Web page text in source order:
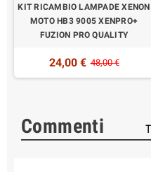
KIT RICAMBIO LAMPADE XENON
MOTO HB3 9005 XENPRO+
FUZION PRO QUALITY
24,00 € 48,00 €
Commenti